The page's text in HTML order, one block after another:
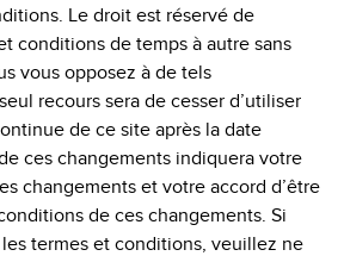
Le droit est réservé de
conditions de temps à autre sans
vous opposez à de tels
recours sera de cesser d’utiliser
de ce site après la date
ces changements indiquera votre
changements et votre accord d’être
de ces changements. Si
les termes et conditions, veuillez ne